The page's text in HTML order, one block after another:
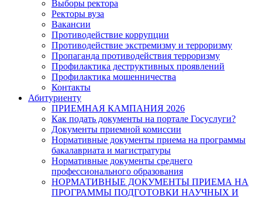
Выборы ректора
Ректоры вуза
Вакансии
Противодействие коррупции
Противодействие экстремизму и терроризму
Пропаганда противодействия терроризму
Профилактика деструктивных проявлений
Профилактика мошенничества
Контакты
Абитуриенту
ПРИЕМНАЯ КАМПАНИЯ 2026
Как подать документы на портале Госуслуги?
Документы приемной комиссии
Нормативные документы приема на программы
бакалавриата и магистратуры
Нормативные документы среднего
профессионального образования
НОРМАТИВНЫЕ ДОКУМЕНТЫ ПРИЕМА НА
ПРОГРАММЫ ПОДГОТОВКИ НАУЧНЫХ И